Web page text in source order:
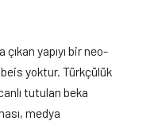
yapıyı bir neo-
yoktur. Türkçülük
tutulan beka
medya